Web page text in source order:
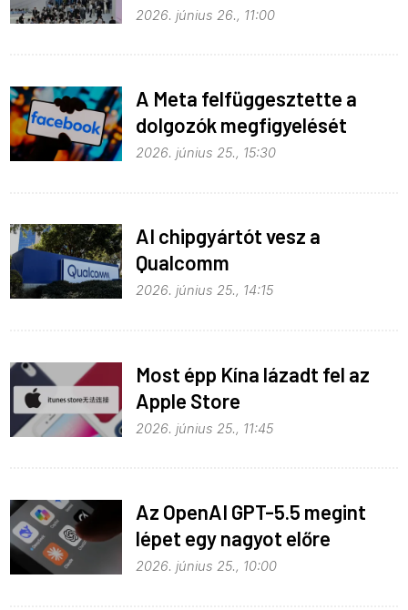
fejlődik
2026. június 26., 11:00
A Meta felfüggesztette a
dolgozók megfigyelését
2026. június 25., 15:30
AI chipgyártót vesz a
Qualcomm
2026. június 25., 14:15
Most épp Kína lázadt fel az
Apple Store
monopolhelyzete ellen
2026. június 25., 11:45
Az OpenAI GPT-5.5 megint
lépet egy nagyot előre
2026. június 25., 10:00